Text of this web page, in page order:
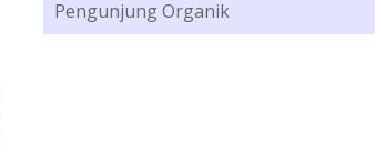
Pengunjung Organik